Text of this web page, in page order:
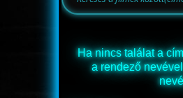
Ha nincs találat a
a rendező